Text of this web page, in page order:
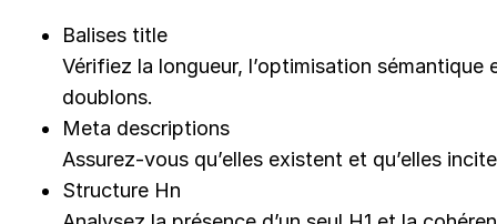
Balises title
Vérifiez la longueur, l’optimisation sémantique
doublons.
Meta descriptions
Assurez-vous qu’elles existent et qu’elles
Structure Hn